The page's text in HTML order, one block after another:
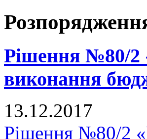
Рішення №80/2
виконання
13.12.2017
Рішення №80/2